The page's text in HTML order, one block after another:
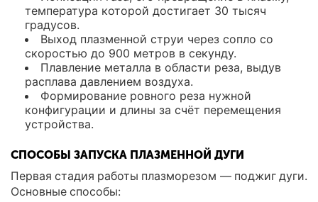
температура которой достигает 30 тысяч
градусов.
Выход плазменной струи через сопло со
скоростью до 900 метров в секунду.
Плавление металла в области реза, выдув
расплава давлением воздуха.
Формирование ровного реза нужной
конфигурации и длины за счёт перемещения
устройства.
СПОСОБЫ ЗАПУСКА ПЛАЗМЕННОЙ ДУГИ
Первая стадия работы плазморезом — поджиг дуги.
Основные способы: